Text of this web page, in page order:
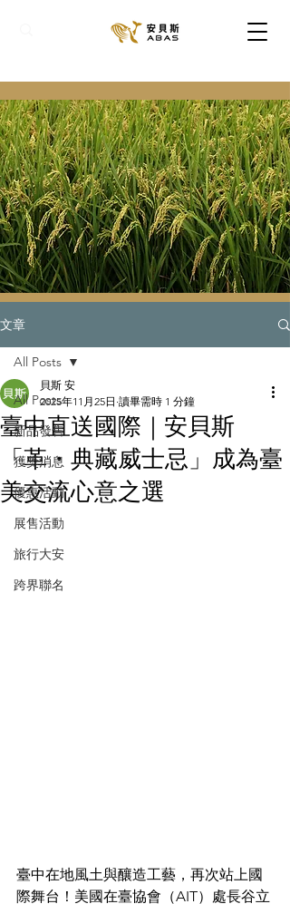
文章
All Posts
新品發售
獲獎消息
優惠活動
展售活動
旅行大安
跨界聯名
All Posts
臺中直送國際｜安貝斯
「革・典藏威士忌」成為臺
美交流心意之選
貝斯 安
2025年11月25日 讀畢需時 1 分鐘
臺中在地風土與釀造工藝，再次站上國
際舞台！美國在臺協會（AIT）處長谷立